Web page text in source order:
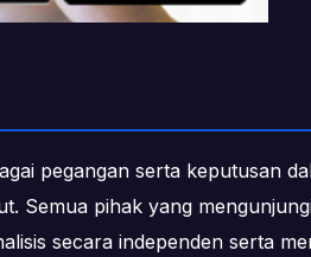
pegangan serta keputusan
Semua pihak yang
secara independen serta